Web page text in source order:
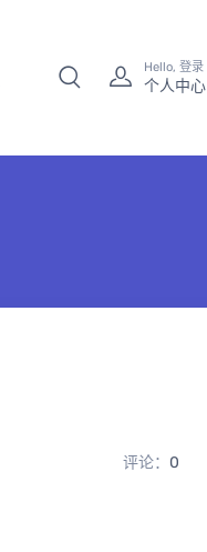
Hello, 登录
个人中心
评论： 0